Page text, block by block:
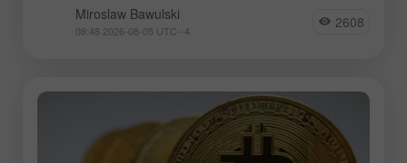
Miroslaw Bawulski
08:48 2026-08-05 UTC--4 2608